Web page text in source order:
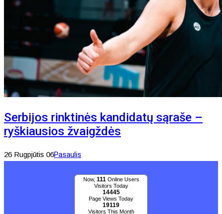
Serbijos rinktinės kandidatų sąraše –
ryškiausios žvaigždės
26 Rugpjūtis 06Pasaulis
Now, 111 Online Users
Visitors Today
14445
Page Views Today
19119
Visitors This Month